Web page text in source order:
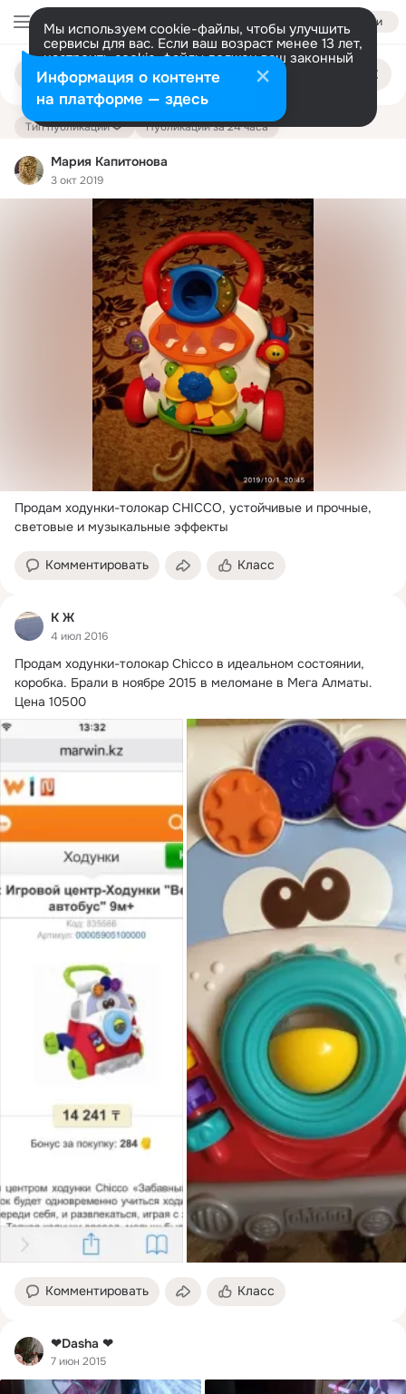
Войти
Мы используем cookie-файлы, чтобы улучшить
сервисы для вас. Если ваш возраст менее 13 лет,
настроить cookie-файлы должен ваш законный
представитель. Больше информации
Разрешить все Настроить
Поиск
публикациям
Тип публикации Публикации за 24 часа
Мария Капитонова
3 окт 2019
Продам ходунки-толокар CHICCO, устойчивые и прочные,
световые и музыкальные эффекты
Комментировать Класс
К Ж
4 июл 2016
Продам ходунки-толокар Chicco в идеальном состоянии,
коробка. Брали в ноябре 2015 в меломане в Мега Алматы.
Цена 10500
Комментировать Класс
❤Dasha ❤
7 июн 2015
Информация о контенте
на платформе — здесь